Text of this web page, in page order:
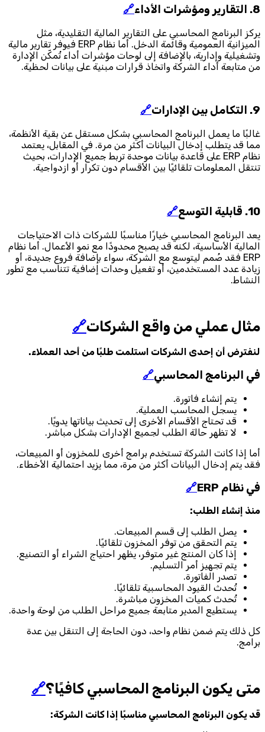
8. التقارير ومؤشرات الأداء 🔗
يركز البرنامج المحاسبي على التقارير المالية التقليدية، مثل
الميزانية العمومية وقائمة الدخل. أما نظام ERP فيوفر تقارير مالية
وتشغيلية وإدارية، بالإضافة إلى لوحات مؤشرات أداء تُمكّن الإدارة
من متابعة أداء الشركة واتخاذ قرارات مبنية على بيانات لحظية.
9. التكامل بين الإدارات 🔗
غالبًا ما يعمل البرنامج المحاسبي بشكل مستقل عن بقية الأنظمة،
مما قد يتطلب إدخال البيانات أكثر من مرة. في المقابل، يعتمد
نظام ERP على قاعدة بيانات موحدة تربط جميع الإدارات، بحيث
تنتقل المعلومات تلقائيًا بين الأقسام دون تكرار أو ازدواجية.
10. قابلية التوسع 🔗
يعد البرنامج المحاسبي خيارًا مناسبًا للشركات ذات الاحتياجات
المالية الأساسية، لكنه قد يصبح محدودًا مع نمو الأعمال. أما نظام
ERP فقد صُمم ليتوسع مع الشركة، سواء بإضافة فروع جديدة، أو
زيادة عدد المستخدمين، أو تفعيل وحدات إضافية تتناسب مع تطور
النشاط.
مثال عملي من واقع الشركات🔗
لنفترض أن إحدى الشركات استلمت طلبًا من أحد العملاء.
في البرنامج المحاسبي🔗
يتم إنشاء فاتورة.
يسجل المحاسب العملية.
قد تحتاج الأقسام الأخرى إلى تحديث بياناتها يدويًا.
لا تظهر حالة الطلب لجميع الإدارات بشكل مباشر.
أما إذا كانت الشركة تستخدم برامج أخرى للمخزون أو المبيعات،
فقد يتم إدخال البيانات أكثر من مرة، مما يزيد احتمالية الأخطاء.
في نظام ERP 🔗
منذ إنشاء الطلب:
يصل الطلب إلى قسم المبيعات.
يتم التحقق من توفر المخزون تلقائيًا.
إذا كان المنتج غير متوفر، يظهر احتياج الشراء أو التصنيع.
يتم تجهيز أمر التسليم.
تصدر الفاتورة.
تُحدث القيود المحاسبية تلقائيًا.
تُحدث كميات المخزون مباشرة.
يستطيع المدير متابعة جميع مراحل الطلب من لوحة واحدة.
كل ذلك يتم ضمن نظام واحد، دون الحاجة إلى التنقل بين عدة
برامج.
متى يكون البرنامج المحاسبي كافيًا؟🔗
قد يكون البرنامج المحاسبي مناسبًا إذا كانت الشركة: